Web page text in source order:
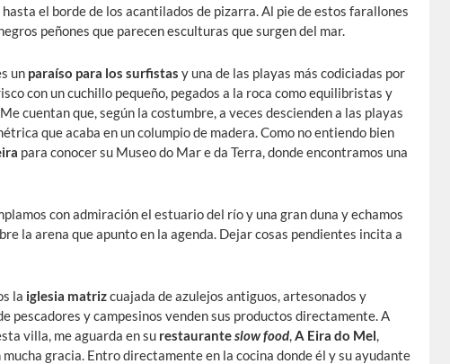
el borde de los acantilados de pizarra. Al pie de estos farallones
peñones que parecen esculturas que surgen del mar.
un paraíso para los surfistas y una de las playas más codiciadas por
con un cuchillo pequeño, pegados a la roca como equilibristas y
cuentan que, según la costumbre, a veces descienden a las playas
que acaba en un columpio de madera. Como no entiendo bien
para conocer su Museo do Mar e da Terra, donde encontramos una
con admiración el estuario del río y una gran duna y echamos
la arena que apunto en la agenda. Dejar cosas pendientes incita a
la iglesia matrizcuajada de azulejos antiguos, artesonados y
pescadores y campesinos venden sus productos directamente. A
villa, me aguarda en su restauranteslow food,A Eira do Mel,
gracia. Entro directamente en la cocina donde él y su ayudante